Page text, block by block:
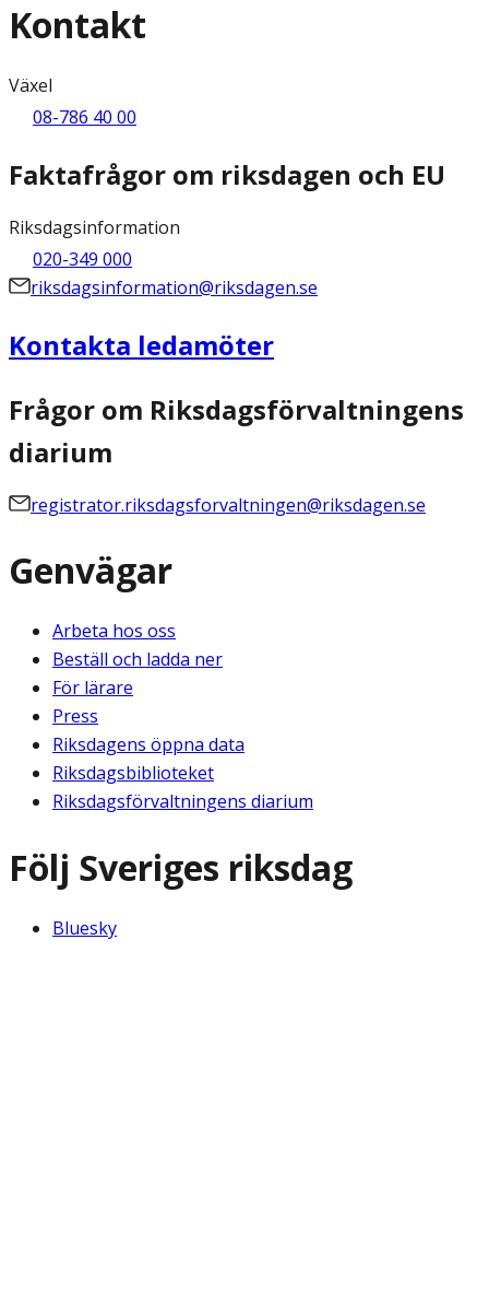
Kontakt
Växel
08-786 40 00
Faktafrågor om riksdagen och EU
Riksdagsinformation
020-349 000
riksdagsinformation@riksdagen.se
Kontakta ledamöter
Frågor om Riksdagsförvaltningens
diarium
registrator.riksdagsforvaltningen@riksdagen.se
Genvägar
Arbeta hos oss
Beställ och ladda ner
För lärare
Press
Riksdagens öppna data
Riksdagsbiblioteket
Riksdagsförvaltningens diarium
Följ Sveriges riksdag
Bluesky